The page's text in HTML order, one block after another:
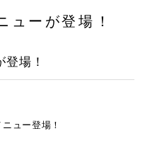
ューが登場！
場！
ュー登場！